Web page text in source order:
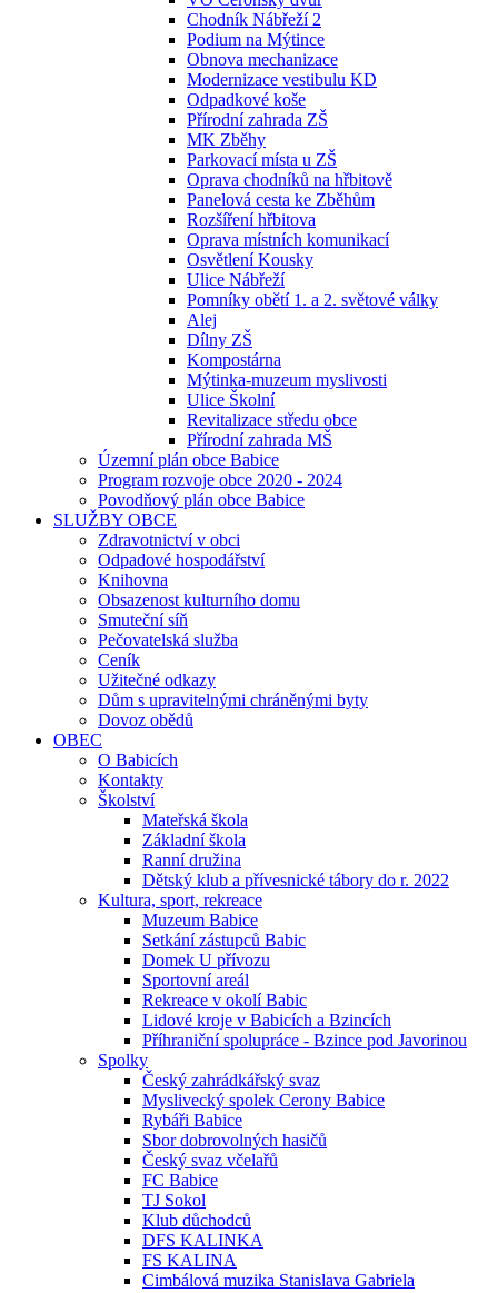
Chodník Nábřeží 2
Podium na Mýtince
Obnova mechanizace
Modernizace vestibulu KD
Odpadkové koše
Přírodní zahrada ZŠ
MK Zběhy
Parkovací místa u ZŠ
Oprava chodníků na hřbitově
Panelová cesta ke Zběhům
Rozšíření hřbitova
Oprava místních komunikací
Osvětlení Kousky
Ulice Nábřeží
Pomníky obětí 1. a 2. světové války
Alej
Dílny ZŠ
Kompostárna
Mýtinka-muzeum myslivosti
Ulice Školní
Revitalizace středu obce
Přírodní zahrada MŠ
Územní plán obce Babice
Program rozvoje obce 2020 - 2024
Povodňový plán obce Babice
SLUŽBY OBCE
Zdravotnictví v obci
Odpadové hospodářství
Knihovna
Obsazenost kulturního domu
Smuteční síň
Pečovatelská služba
Ceník
Užitečné odkazy
Dům s upravitelnými chráněnými byty
Dovoz obědů
OBEC
O Babicích
Kontakty
Školství
Mateřská škola
Základní škola
Ranní družina
Dětský klub a přívesnické tábory do r. 2022
Kultura, sport, rekreace
Muzeum Babice
Setkání zástupců Babic
Domek U přívozu
Sportovní areál
Rekreace v okolí Babic
Lidové kroje v Babicích a Bzincích
Příhraniční spolupráce - Bzince pod Javorinou
Spolky
Český zahrádkářský svaz
Myslivecký spolek Cerony Babice
Rybáři Babice
Sbor dobrovolných hasičů
Český svaz včelařů
FC Babice
TJ Sokol
Klub důchodců
DFS KALINKA
FS KALINA
Cimbálová muzika Stanislava Gabriela